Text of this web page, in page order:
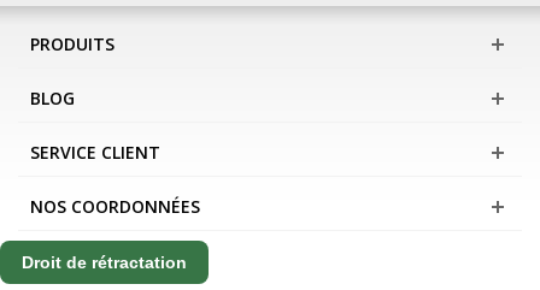
PRODUITS
BLOG
SERVICE CLIENT
NOS COORDONNÉES
Droit de rétractation